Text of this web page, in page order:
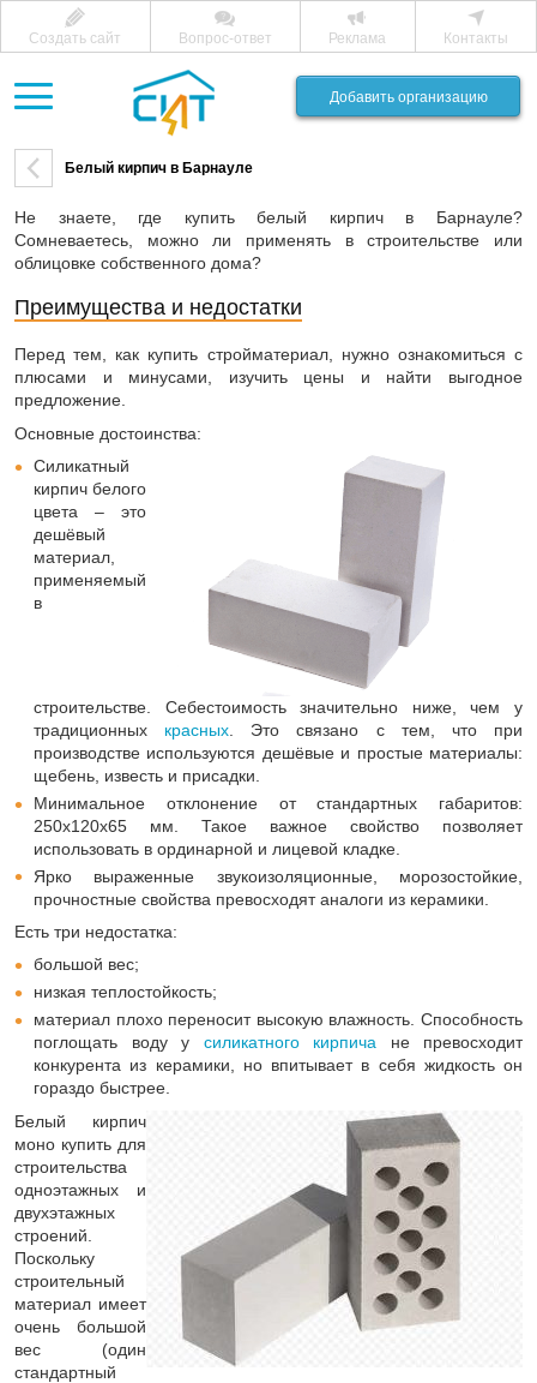
Создать сайт Вопрос-ответ Реклама Контакты
Добавить организацию
Белый кирпич в Барнауле
Не знаете, где купить белый кирпич в Барнауле?
Сомневаетесь, можно ли применять в строительстве или
облицовке собственного дома?
Преимущества и недостатки
Перед тем, как купить стройматериал, нужно ознакомиться с
плюсами и минусами, изучить цены и найти выгодное
предложение.
Основные достоинства:
Силикатный
кирпич белого
цвета – это
дешёвый
материал,
применяемый
в
строительстве. Себестоимость значительно ниже, чем у
традиционных красных . Это связано с тем, что при
производстве используются дешёвые и простые материалы:
щебень, известь и присадки.
Минимальное отклонение от стандартных габаритов:
250х120х65 мм. Такое важное свойство позволяет
использовать в ординарной и лицевой кладке.
Ярко выраженные звукоизоляционные, морозостойкие,
прочностные свойства превосходят аналоги из керамики.
Есть три недостатка:
большой вес;
низкая теплостойкость;
материал плохо переносит высокую влажность. Способность
поглощать воду у силикатного кирпича не превосходит
конкурента из керамики, но впитывает в себя жидкость он
гораздо быстрее.
Белый кирпич
моно купить для
строительства
одноэтажных и
двухэтажных
строений.
Поскольку
строительный
материал имеет
очень большой
вес (один
стандартный